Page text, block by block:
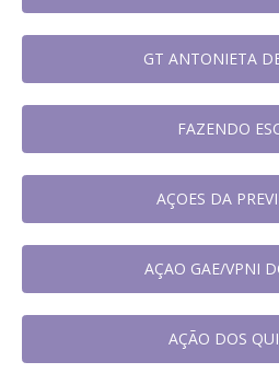
GT ANTONIETA
FAZENDO
AÇOES DA
AÇAO GAE/VPNI
AÇÃO DOS